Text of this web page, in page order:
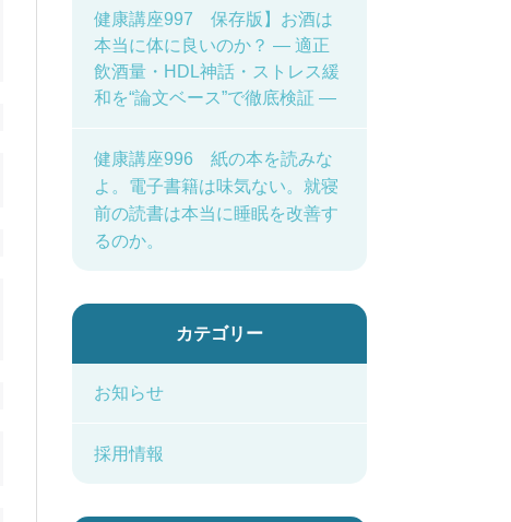
健康講座997 保存版】お酒は
本当に体に良いのか？ ― 適正
飲酒量・HDL神話・ストレス緩
和を“論文ベース”で徹底検証 ―
健康講座996 紙の本を読みな
よ。電子書籍は味気ない。就寝
前の読書は本当に睡眠を改善す
るのか。
カテゴリー
お知らせ
採用情報